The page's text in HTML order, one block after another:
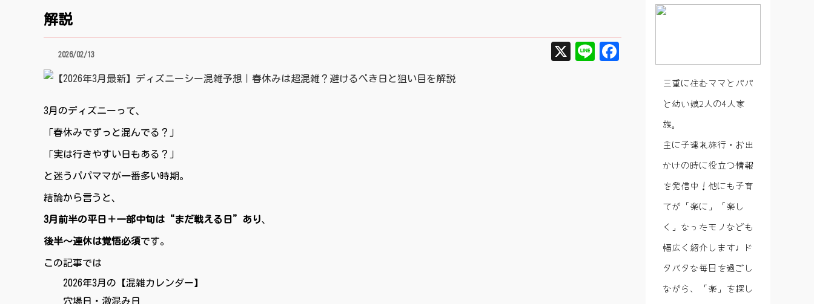
解説
2026/02/13 X Line
3月のディズニーって、
「春休みでずっと混んでる？」
「実は行きやすい日もある？」
と迷うパパママが一番多い時期。
結論から言うと、
3月前半の平日＋一部中旬は“まだ戦える日”あり、
後半〜連休は覚悟必須です。
この記事では
2026年3月の【混雑カレンダー】
穴場日・激混み日
三重に住むママとパパ
と幼い娘2人の4人家
族。
主に子連れ旅行・お出
かけの時に役立つ情報
を発信中！他にも子育
てが「楽に」「楽し
く」なったモノなども
幅広く紹介します♩ド
タバタな毎日を過ごし
ながら、「楽」を探し